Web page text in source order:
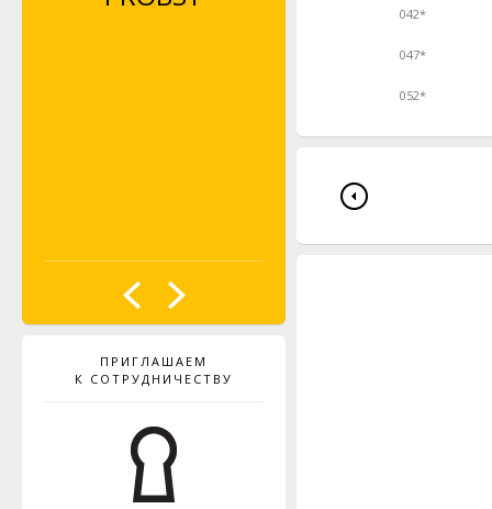
ПРИГЛАШАЕМ
К СОТРУДНИЧЕСТВУ
042*
047*
052*